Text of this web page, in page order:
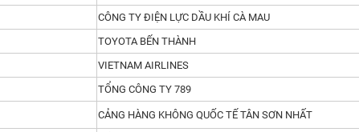
CÔNG TY ĐIỆN LỰC DẦU KHÍ CÀ MAU
TOYOTA BẾN THÀNH
VIETNAM AIRLINES
TỔNG CÔNG TY 789
CẢNG HÀNG KHÔNG QUỐC TẾ TÂN SƠN NHẤT